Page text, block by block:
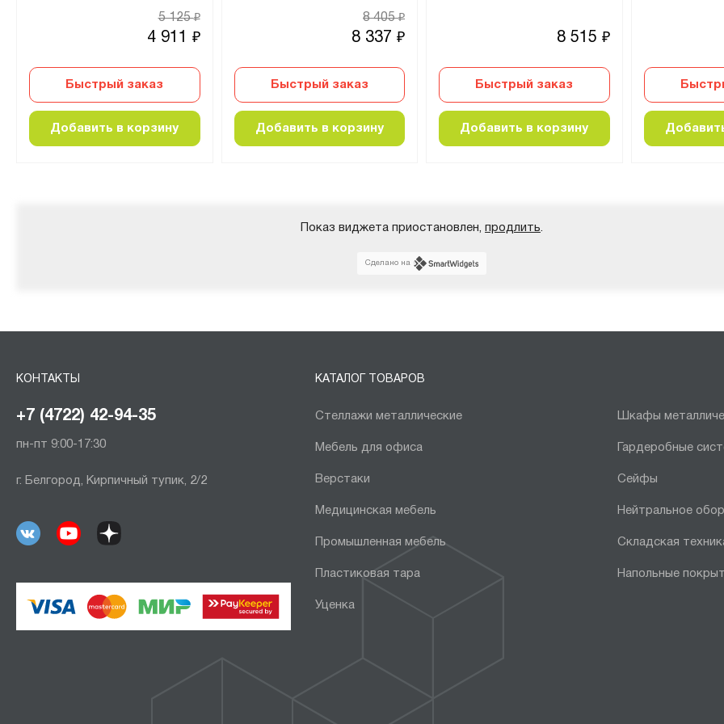
4 911 ₽
5 125₽
Быстрый заказ
Добавить в корзину
8 337 ₽
8 405₽
Быстрый заказ
Добавить в корзину
8 515 ₽
Быстрый заказ
Добавить в корзину
Показ виджета приостановлен, продлить
Сделано на
КОНТАКТЫ
+7 (4722) 42-94-35
пн-пт 9:00-17:30
г. Белгород, Кирпичный тупик, 2/2
КАТАЛОГ ТОВАРОВ
Стеллажи металлические Шкафы
Мебель для офиса Гардеробные
Верстаки Сейфы
Медицинская мебель Нейтральное
Промышленная мебель Складская
Пластиковая тара Напольные
Уценка